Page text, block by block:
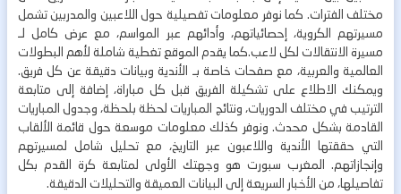
مختلف الفترات. كما نوفر معلومات تفصيلية حول اللاعبين والمدربين تشمل
مسيرتهم الكروية، إحصائياتهم، وأدائهم عبر المواسم، مع عرض كامل لـ
مسيرة الانتقالات لكل لاعب.كما يقدم الموقع تغطية شاملة لأهم البطولات
العالمية والعربية، مع صفحات خاصة بـ الأندية وبيانات دقيقة عن كل فريق.
ويمكنك الاطلاع على تشكيلة الفريق قبل كل مباراة، إضافة إلى متابعة
الترتيب في مختلف الدوريات، ونتائج المباريات لحظة بلحظة، وجدول المباريات
القادمة بشكل محدث. ونوفر كذلك معلومات موسعة حول قائمة الألقاب
التي حققتها الأندية واللاعبون عبر التاريخ، مع تحليل شامل لمسيرتهم
وإنجازاتهم. المغرب سبورت هو وجهتك الأولى لمتابعة كرة القدم بكل
تفاصيلها، من الأخبار السريعة إلى البيانات العميقة والتحليلات الدقيقة.